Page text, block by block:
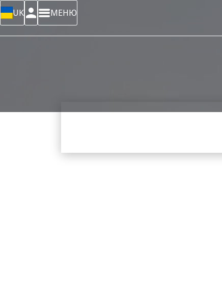
UK МЕНЮ